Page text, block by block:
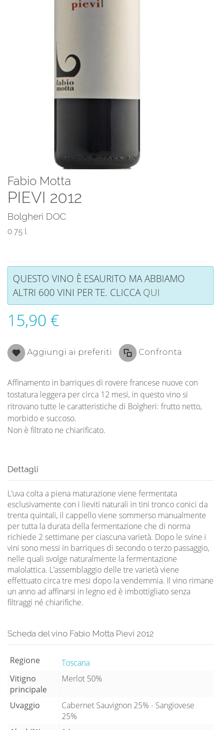
Fabio Motta
PIEVI 2012
Bolgheri DOC
0.75 l
QUESTO VINO È ESAURITO MA ABBIAMO
ALTRI 600 VINI PER TE. CLICCAQUI
15,90 €
Aggiungi ai preferiti Confronta
Affinamento in barriques di rovere francese nuove con
tostatura leggera per circa 12 mesi, in questo vino si
ritrovano tutte le caratteristiche di Bolgheri: frutto netto,
morbido e succoso.
Non è filtrato ne chiarificato.
Dettagli
L’uva colta a piena maturazione viene fermentata
esclusivamente con i lieviti naturali in tini tronco conici da
trenta quintali, il cappello viene sommerso manualmente
per tutta la durata della fermentazione che di norma
richiede 2 settimane per ciascuna varietà. Dopo le svine i
vini sono messi in barriques di secondo o terzo passaggio,
nelle quali svolge naturalmente la fermentazione
malolattica. L’assemblaggio delle tre varietà viene
effettuato circa tre mesi dopo la vendemmia. Il vino rimane
un anno ad affinarsi in legno ed è imbottigliato senza
filtraggi né chiarifiche.
Scheda del vino Fabio Motta Pievi 2012
Regione
Toscana
Vitigno
principale
Merlot 50%
Uvaggio
Cabernet Sauvignon 25% - Sangiovese
25%